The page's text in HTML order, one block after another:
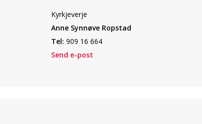
Kyrkjeverje
Anne Synnøve Ropstad
Tel: 909 16 664
Send e-post